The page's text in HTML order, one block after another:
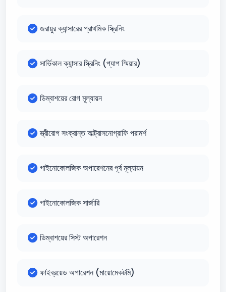
জরায়ুর ক্যান্সারের প্রাথমিক স্ক্রিনিং
সার্ভিকাল ক্যান্সার স্ক্রিনিং (প্যাপ স্মিয়ার)
ডিম্বাশয়ের রোগ মূল্যায়ন
স্ত্রীরোগ সংক্রান্ত আল্ট্রাসনোগ্রাফি পরামর্শ
গাইনোকোলজিক অপারেশনের পূর্ব মূল্যায়ন
গাইনোকোলজিক সার্জারি
ডিম্বাশয়ের সিস্ট অপারেশন
ফাইব্রয়েড অপারেশন (মায়োমেকটমি)